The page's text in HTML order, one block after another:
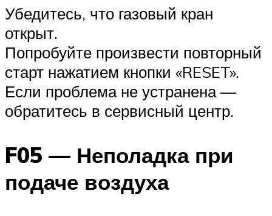
Убедитесь, что газовый кран
открыт.
Попробуйте произвести повторный
старт нажатием кнопки «RESET».
Если проблема не устранена —
обратитесь в сервисный центр.
F05 — Неполадка при
подаче воздуха